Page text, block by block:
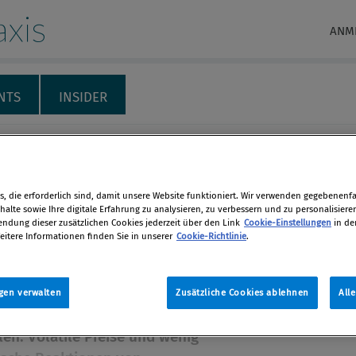
INSIDER
und die
von Geldwäsche
Ripple und andere
beherrschen die
Volatile Preise und wenig
die erforderlich sind, damit unsere Website funktioniert. Wir verwenden
sowie Ihre digitale Erfahrung zu analysieren, zu verbessern und zu
dieser zusätzlichen Cookies jederzeit über den Link Cookie-Einstellungen in
Informationen finden Sie in unserer Cookie-Richtlinie.
Zusätzliche Cookies ablehnen
verwalten